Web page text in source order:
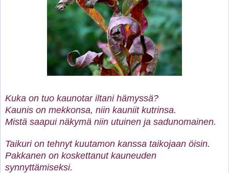
Kuka on tuo kaunotar iltani hämyssä?
Kaunis on mekkonsa, niin kauniit kutrinsa.
Mistä saapui näkymä niin utuinen ja sadunomainen.
Taikuri on tehnyt kuutamon kanssa taikojaan öisin.
Pakkanen on koskettanut kauneuden
synnyttämiseksi.